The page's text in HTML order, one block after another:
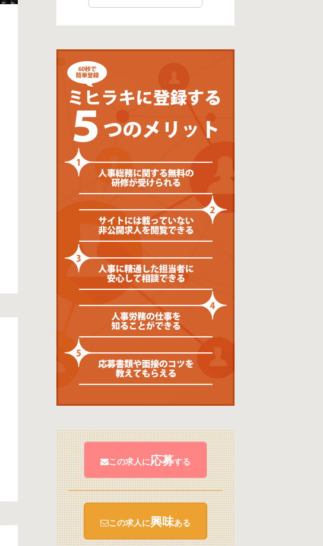
この求人に応募する
この求人に興味ある